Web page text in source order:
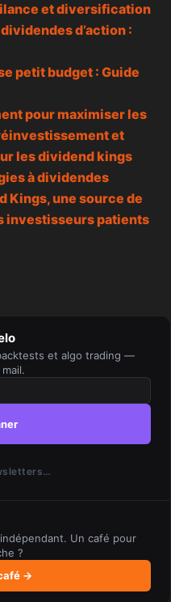
etdiversification
d’action :
petit budget : Guide
pour maximiser les
et
les dividend kings
à dividendes
Kings, une source de
investisseurs patients
et algo trading —
Un café pour
?
→